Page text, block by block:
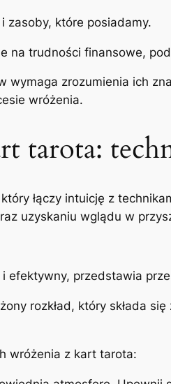
zasoby, które posiadamy.
na trudności finansowe,
wymaga zrozumienia ich
wróżenia.
tarota:
łączy intuicję z
uzyskaniu wglądu w
efektywny, przedstawia
rozkład, który składa
wróżenia z kart tarota: